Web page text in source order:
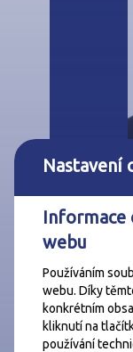
Nastavení
Informace
webu
Používáním
webu. Díky
konkrétním
kliknutí na
používáníMám